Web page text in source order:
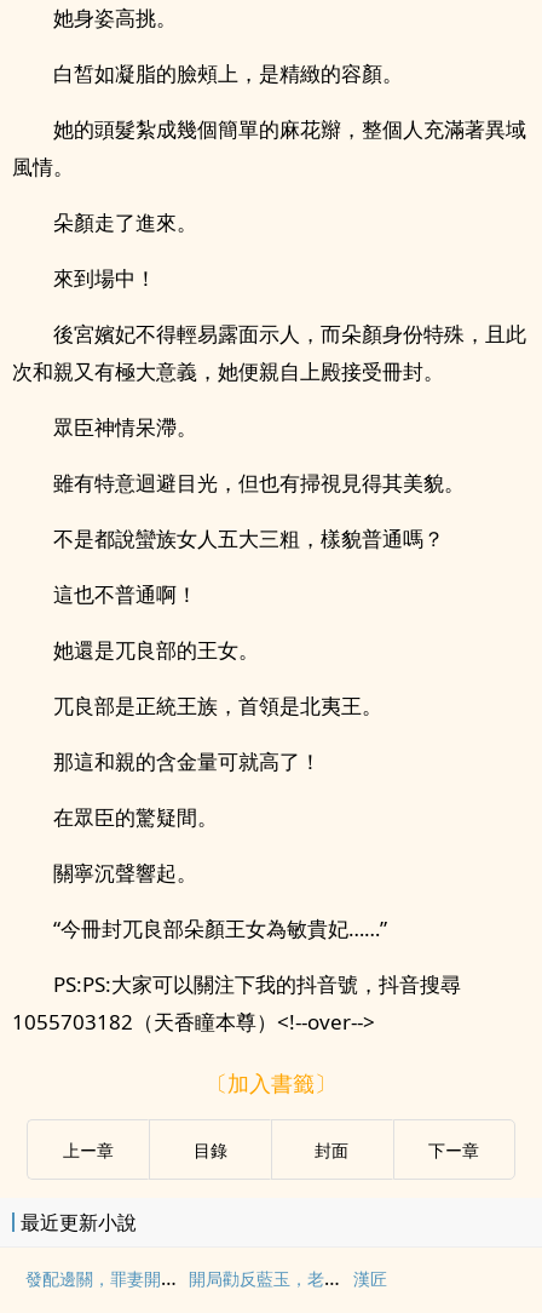
她身姿高挑。
白皙如凝脂的臉頰上，是精緻的容顏。
她的頭髮紮成幾個簡單的麻花辮，整個人充滿著異域
風情。
朵顏走了進來。
來到場中！
後宮嬪妃不得輕易露面示人，而朵顏身份特殊，且此
次和親又有極大意義，她便親自上殿接受冊封。
眾臣神情呆滯。
雖有特意迴避目光，但也有掃視見得其美貌。
不是都說蠻族女人五大三粗，樣貌普通嗎？
這也不普通啊！
她還是兀良部的王女。
兀良部是正統王族，首領是北夷王。
那這和親的含金量可就高了！
在眾臣的驚疑間。
關寧沉聲響起。
“今冊封兀良部朵顏王女為敏貴妃……”
PS:PS:大家可以關注下我的抖音號，抖音搜尋
1055703182（天香瞳本尊）<!--over-->
〔加入書籤〕
上ー章 目錄 封面 下ー章
最近更新小說
發配邊關，罪妻開荒養出戰神 開局勸反藍玉，老朱瘋了 漢匠